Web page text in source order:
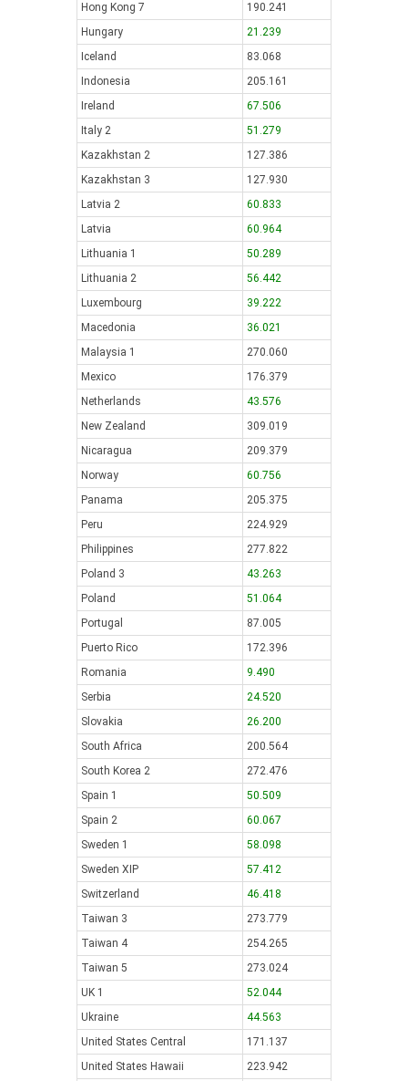
Hong Kong 7
190.241
Hungary
21.239
Iceland
83.068
Indonesia
205.161
Ireland
67.506
Italy 2
51.279
Kazakhstan 2
127.386
Kazakhstan 3
127.930
Latvia 2
60.833
Latvia
60.964
Lithuania 1
50.289
Lithuania 2
56.442
Luxembourg
39.222
Macedonia
36.021
Malaysia 1
270.060
Mexico
176.379
Netherlands
43.576
New Zealand
309.019
Nicaragua
209.379
Norway
60.756
Panama
205.375
Peru
224.929
Philippines
277.822
Poland 3
43.263
Poland
51.064
Portugal
87.005
Puerto Rico
172.396
Romania
9.490
Serbia
24.520
Slovakia
26.200
South Africa
200.564
South Korea 2
272.476
Spain 1
50.509
Spain 2
60.067
Sweden 1
58.098
Sweden XIP
57.412
Switzerland
46.418
Taiwan 3
273.779
Taiwan 4
254.265
Taiwan 5
273.024
UK 1
52.044
Ukraine
44.563
United States Central
171.137
United States Hawaii
223.942